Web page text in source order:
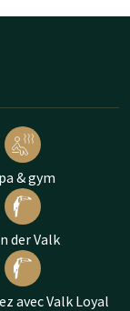
& gym
der Valk
avec Valk Loyal